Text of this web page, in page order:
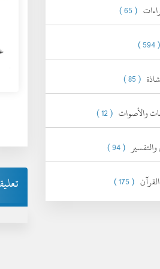
( 65 )
( 594 )
( 85 )
والأصوات ( 12 )
( 94 )
( 175 )